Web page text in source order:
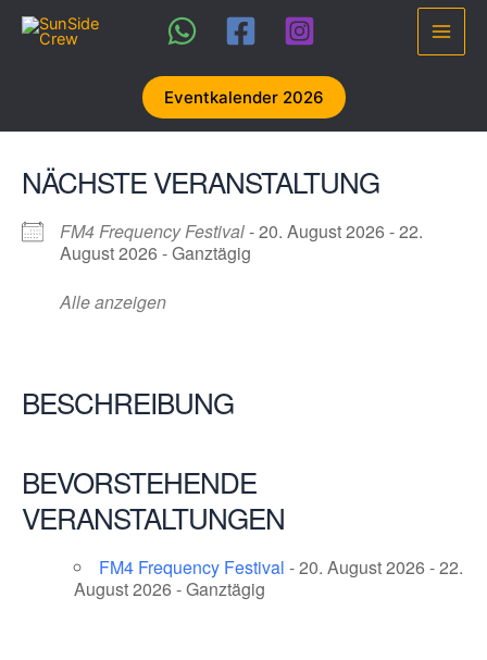
Inhalt
Main
Eventkalender 2026
NÄCHSTE VERANSTALTUNG
FM4 Frequency Festival- 20. August 2026 - 22.
August 2026 - Ganztägig
Alle anzeigen
BESCHREIBUNG
BEVORSTEHENDE
VERANSTALTUNGEN
FM4 Frequency Festival - 20. August 2026 - 22.
August 2026 - Ganztägig